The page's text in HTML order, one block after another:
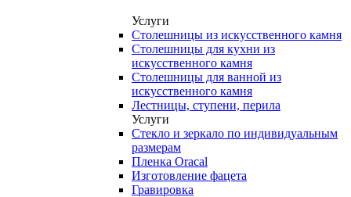
Услуги
Столешницы из искусственного камня
Столешницы для кухни из
искусственного камня
Столешницы для ванной из
искусственного камня
Лестницы, ступени, перила
Услуги
Стекло и зеркало по индивидуальным
размерам
Пленка Oracal
Изготовление фацета
Гравировка